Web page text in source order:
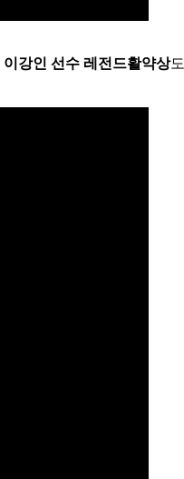
이강인 선수 레전드활약상도